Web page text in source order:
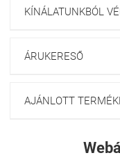
KÍNÁLATUNKBÓL
ÁRUKERESŐ
AJÁNLOTT